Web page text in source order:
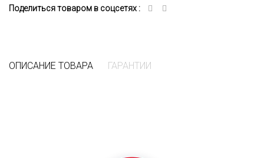
Поделиться товаром в соцсетях :
ОПИСАНИЕ ТОВАРА ГАРАНТИИ